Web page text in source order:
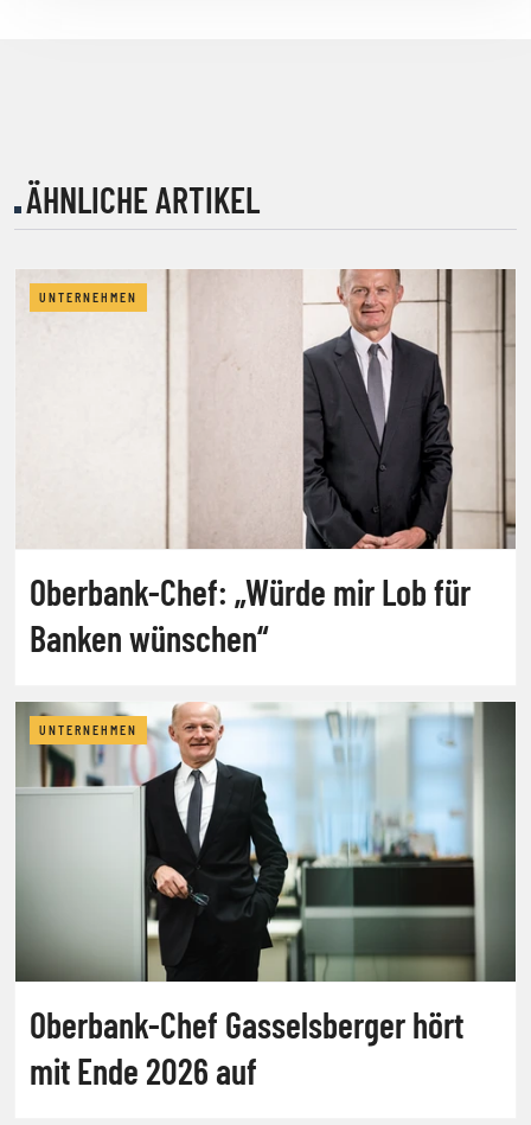
ÄHNLICHE ARTIKEL
UNTERNEHMEN
Oberbank-Chef: „Würde mir Lob für
Banken wünschen“
UNTERNEHMEN
Oberbank-Chef Gasselsberger hört
mit Ende 2026 auf